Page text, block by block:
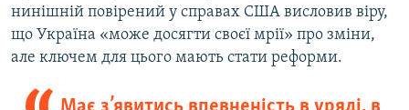
нинішній повірений у справах США висловив віру,
що Україна «може досягти своєї мрії» про зміни,
але ключем для цього мають стати реформи.